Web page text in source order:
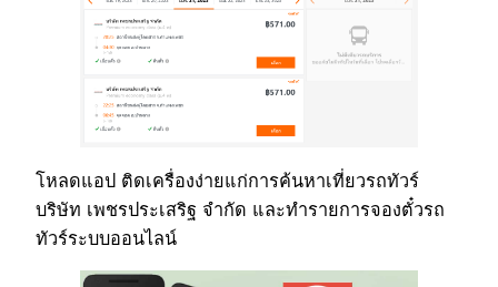
โหลดแอป ติดเครื่องง่ายแก่การค้นหาเที่ยวรถทัวร์
บริษัท เพชรประเสริฐ จำกัด และทำรายการจองตั๋วรถ
ทัวร์ระบบออนไลน์